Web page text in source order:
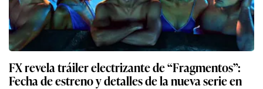
FX revela tráiler electrizante de “Fragmentos”:
Fecha de estreno y detalles de la nueva serie en